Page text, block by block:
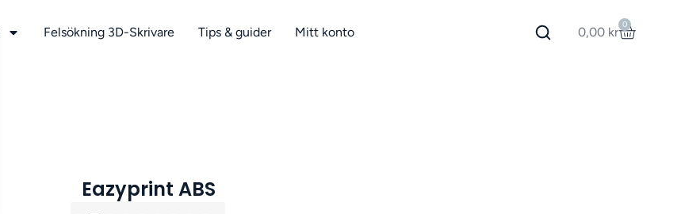
Felsökning 3D-Skrivare Tips & guider Mitt konto 0,00 kr
0
Eazyprint ABS